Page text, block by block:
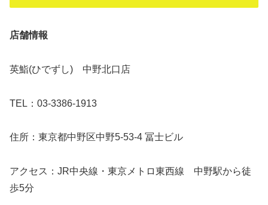
店舗情報
英鮨(ひでずし) 中野北口店
TEL：03-3386-1913
住所：東京都中野区中野5-53-4 冨士ビル
アクセス：JR中央線・東京メトロ東西線 中野駅から徒
歩5分